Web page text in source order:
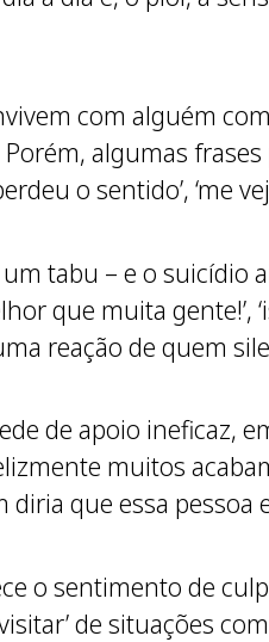
com alguém
Porém, algumas
o sentido’, ‘me
tabu – e o suicídio
que muita gente!’,
reação de quem
de apoio ineficaz,
muitos
diria que essa pessoa
o sentimento de
de situações